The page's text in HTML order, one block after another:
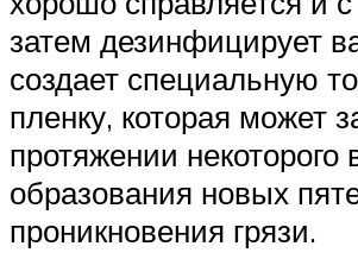
затем дезинфицирует
создает специальную
пленку, которая может
протяжении некоторого
образования новых
проникновения грязи.